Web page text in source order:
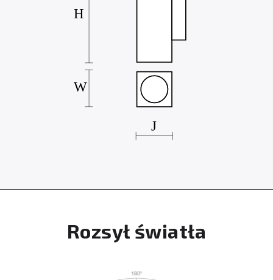
Rozsył światła